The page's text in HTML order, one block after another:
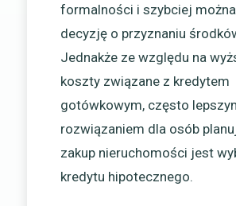
formalności i szybciej
decyzję o przyznaniu
Jednakże ze względu na
koszty związane z kredytem
gotówkowym, często
rozwiązaniem dla osób
zakup nieruchomości jest
kredytu hipotecznego.